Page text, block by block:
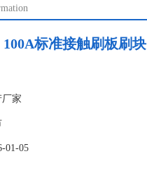
100A标准接触刷板刷块
家
01-05